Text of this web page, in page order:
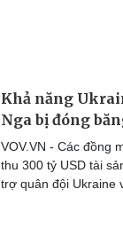
Khả năng
Nga bị đóng
VOV.VN - Các đồng
thu 300 tỷ USD tài
trợ quân đội Ukraine